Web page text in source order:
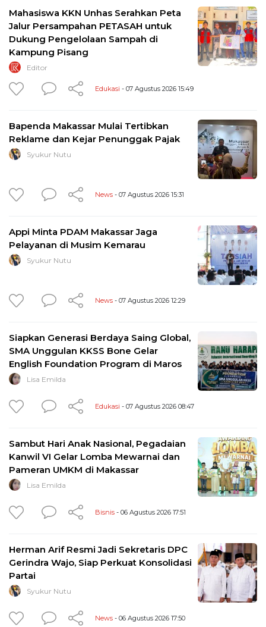
Mahasiswa KKN Unhas Serahkan Peta
Jalur Persampahan PETASAH untuk
Dukung Pengelolaan Sampah di
Kampung Pisang
Editor
Edukasi - 07 Agustus 2026 15:49
Bapenda Makassar Mulai Tertibkan
Reklame dan Kejar Penunggak Pajak
Syukur Nutu
News - 07 Agustus 2026 15:31
Appi Minta PDAM Makassar Jaga
Pelayanan di Musim Kemarau
Syukur Nutu
News - 07 Agustus 2026 12:29
Siapkan Generasi Berdaya Saing Global,
SMA Unggulan KKSS Bone Gelar
English Foundation Program di Maros
Lisa Emilda
Edukasi - 07 Agustus 2026 08:47
Sambut Hari Anak Nasional, Pegadaian
Kanwil VI Gelar Lomba Mewarnai dan
Pameran UMKM di Makassar
Lisa Emilda
Bisnis - 06 Agustus 2026 17:51
Herman Arif Resmi Jadi Sekretaris DPC
Gerindra Wajo, Siap Perkuat Konsolidasi
Partai
Syukur Nutu
News - 06 Agustus 2026 17:50